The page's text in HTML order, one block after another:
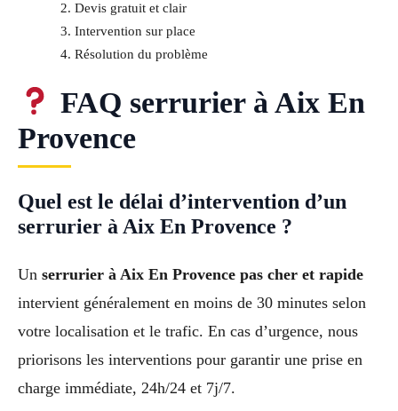
Devis gratuit et clair
Intervention sur place
Résolution du problème
FAQ serrurier à Aix En
Provence
Quel est le délai d’intervention d’un
serrurier à Aix En Provence ?
Un serrurier à Aix En Provence pas cher et rapide
intervient généralement en moins de 30 minutes selon
votre localisation et le trafic. En cas d’urgence, nous
priorisons les interventions pour garantir une prise en
charge immédiate, 24h/24 et 7j/7.